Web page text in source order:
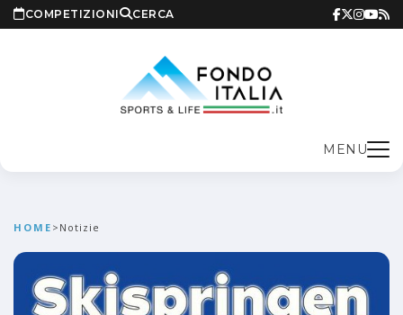
COMPETIZIONI CERCA
MENU
HOME > Notizie